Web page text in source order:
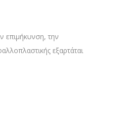
επιμήκυνση, την
εξαρτάται